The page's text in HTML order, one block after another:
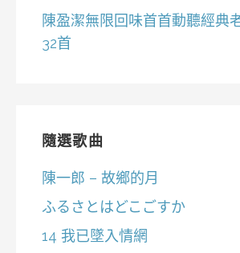
陳盈潔無限回味首首動聽經典
32首
隨選歌曲
陳一郎 – 故鄉的月
ふるさとはどこごすか
14 我已墜入情網